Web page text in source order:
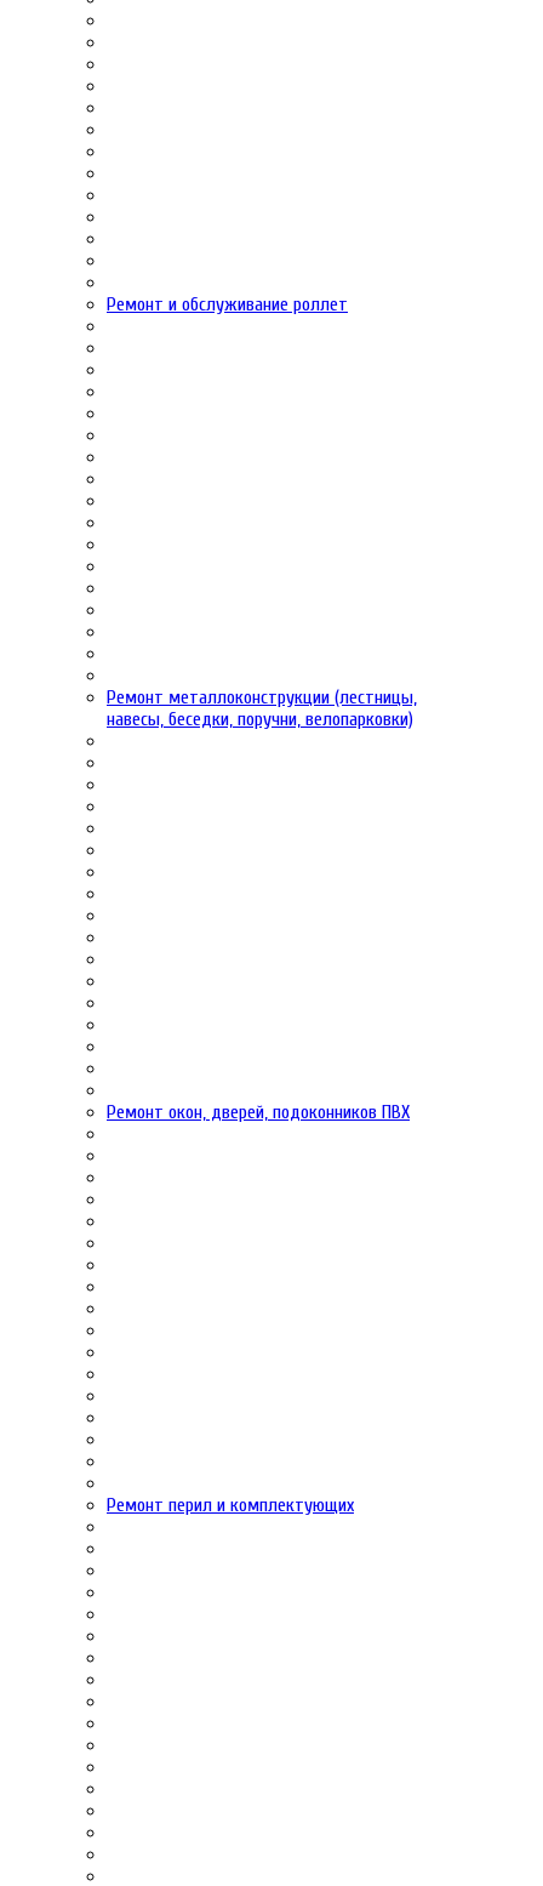
Ремонт и обслуживание роллет
Ремонт металлоконструкции (лестницы,
навесы, беседки, поручни, велопарковки)
Ремонт окон, дверей, подоконников ПВХ
Ремонт перил и комплектующих